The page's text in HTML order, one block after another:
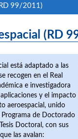
99/2011)
(RD
está adaptado a las
recogen en el Real
e investigadora
y el impacto
aeroespacial, unido
de Doctorado
Doctoral, con sus
las avalan: